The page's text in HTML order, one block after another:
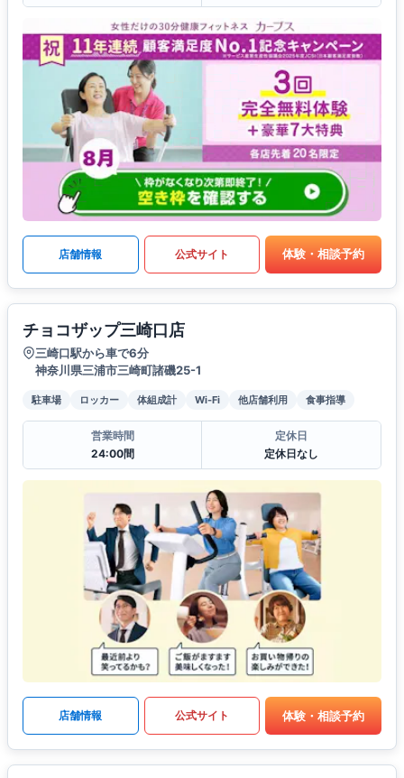
店舗情報 公式サイト 体験・相談予約
チョコザップ三崎口店
三崎口駅から車で6分
神奈川県三浦市三崎町諸磯25-1
駐車場 ロッカー 体組成計 Wi-Fi 他店舗利用 食事指導
営業時間
24:00間
定休日
定休日なし
店舗情報 公式サイト 体験・相談予約